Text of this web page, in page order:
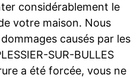
considérablement le
votre maison. Nous
causés par les
SUR-BULLES
a été forcée, vous ne